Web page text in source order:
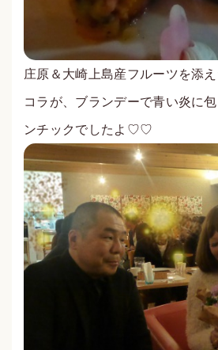
庄原＆大崎上島産フルーツを添
コラが、ブランデーで青い炎に
ンチックでしたよ♡♡